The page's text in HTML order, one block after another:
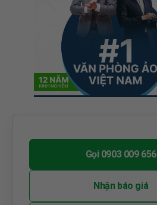
Gọi 0903 009 656
Nhận báo giá